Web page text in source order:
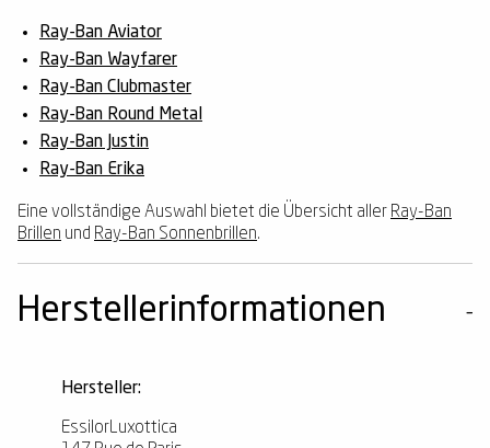
Ray-Ban Aviator
Ray-Ban Wayfarer
Ray-Ban Clubmaster
Ray-Ban Round Metal
Ray-Ban Justin
Ray-Ban Erika
Eine vollständige Auswahl bietet die Übersicht aller Ray-Ban
Brillen und Ray-Ban Sonnenbrillen.
Herstellerinformationen
Hersteller:
EssilorLuxottica